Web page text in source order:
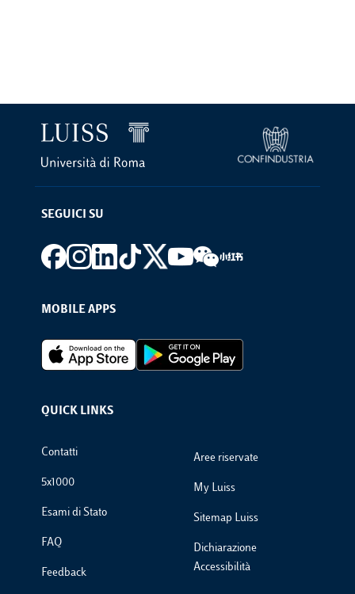
SEGUICI SU
Footer social
MOBILE APPS
Footer Apps
QUICK LINKS
Footer Links
Contatti
5x1000
Esami di Stato
FAQ
Feedback
Aree riservate
My Luiss
Sitemap Luiss
Dichiarazione
Accessibilità